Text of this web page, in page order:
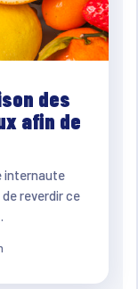
des
afin de
internaute
reverdir ce